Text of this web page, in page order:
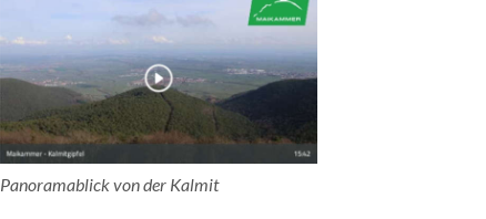
Panoramablick von der Kalmit